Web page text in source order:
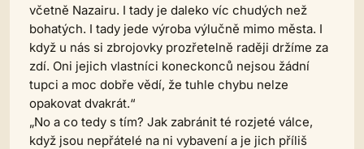
včetně Nazairu. I tady je daleko víc chudých než
bohatých. I tady jede výroba výlučně mimo města. I
když u nás si zbrojovky prozřetelně raději držíme za
zdí. Oni jejich vlastníci koneckonců nejsou žádní
tupci a moc dobře vědí, že tuhle chybu nelze
opakovat dvakrát.“
„No a co tedy s tím? Jak zabránit té rozjeté válce,
když jsou nepřátelé na ni vybavení a je jich příliš